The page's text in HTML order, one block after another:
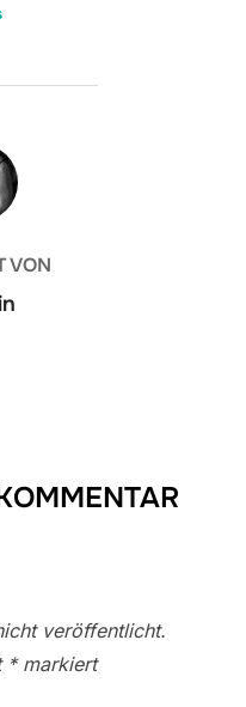
VON
veröffentlicht.
*markiert